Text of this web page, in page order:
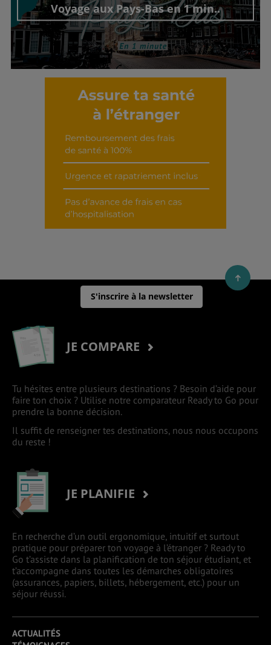
Voyage aux Pays-Bas en 1 min..
Découvrir cet interview
S'inscrire à la newsletter
JE COMPARE
Tu hésites entre plusieurs destinations ? Besoin d’aide pour
faire ton choix ? Utilise notre comparateur Ready to Go pour
prendre la bonne décision.
Il suffit de renseigner tes destinations, nous nous occupons
du reste !
JE PLANIFIE
En recherche d’un outil ergonomique, intuitif et surtout
pratique pour préparer ton voyage à l’étranger ? Ready to
Go t’assiste dans la planification de ton séjour étudiant, et
t’accompagne dans toutes les démarches obligatoires
(assurances, papiers, billets, hébergement, etc.) pour un
séjour réussi.
ACTUALITÉS